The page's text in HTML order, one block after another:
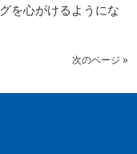
を心がけるようにな
次のページ »